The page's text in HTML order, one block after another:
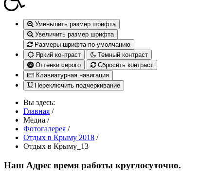
Уменьшить размер шрифта
Увеличить размер шрифта
Размеры шрифта по умолчанию
Яркий контраст
Темный контраст
Оттенки серого
Сбросить контраст
Клавиатурная навигация
Переключить подчеркивание
Вы здесь:
Главная /
Медиа /
Фотогалерея /
Отдых в Крыму 2018 /
Отдых в Крыму_13
Наш Адрес время работы круглосуточно.